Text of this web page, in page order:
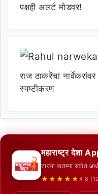
पक्षही अलर्ट मोडवर!
राज ठाकरेंचा
स्पष्टीकरण
महाराष्ट्र देशा
ताज्या बातम्या
★★★★★ 4.8